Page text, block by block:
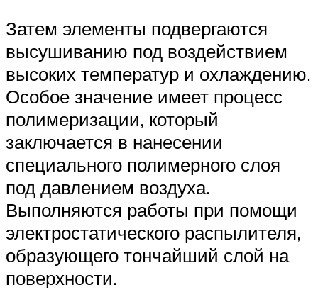
Затем элементы подвергаются
высушиванию под воздействием
высоких температур и охлаждению.
Особое значение имеет процесс
полимеризации, который
заключается в нанесении
специального полимерного слоя
под давлением воздуха.
Выполняются работы при помощи
электростатического распылителя,
образующего тончайший слой на
поверхности.